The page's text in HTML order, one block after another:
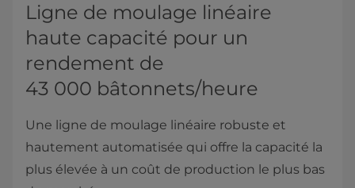
Ligne de moulage linéaire
haute capacité pour un
rendement de
43 000 bâtonnets/heure
Une ligne de moulage linéaire robuste et
hautement automatisée qui offre la capacité la
plus élevée à un coût de production le plus bas